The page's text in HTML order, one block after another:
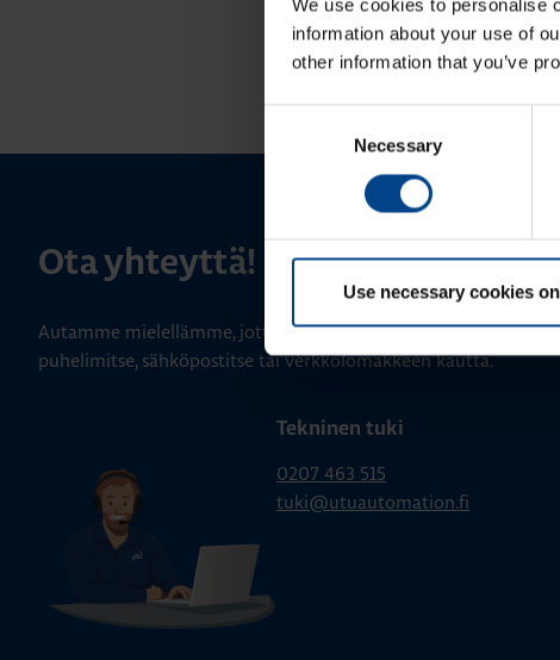
We use cookies to personalise
information about your use of
other information that you’ve
Necessary
Use necessary cookies
Ota yhteyttä!
Autamme mielellämme, jotta löydämme sinulle parhaan
puhelimitse, sähköpostitse tai verkkolomakkeen kautta.
Tekninen tuki
0207 463 515
tuki@utuautomation.fi